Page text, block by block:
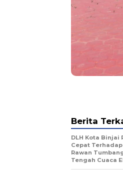
Berita
DLH Kota Binjai
Cepat Terhadap
Rawan
Tengah Cuaca